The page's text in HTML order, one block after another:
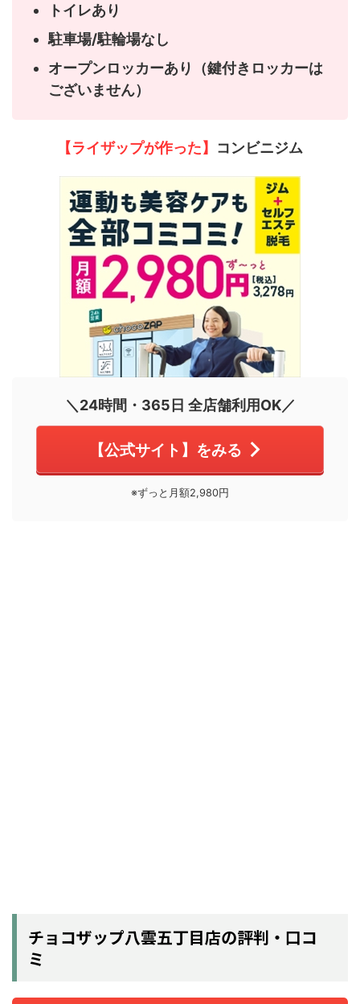
トイレあり
駐車場/駐輪場なし
オープンロッカーあり（鍵付きロッカーは
ございません）
【ライザップが作った】 コンビニジム
＼24時間・365日 全店舗利用OK／
【公式サイト】をみる
※ずっと月額2,980円
チョコザップ八雲五丁目店の評判・口コ
ミ